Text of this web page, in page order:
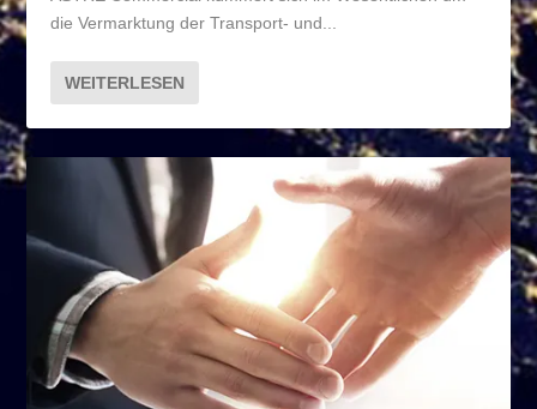
die Vermarktung der Transport- und...
WEITERLESEN